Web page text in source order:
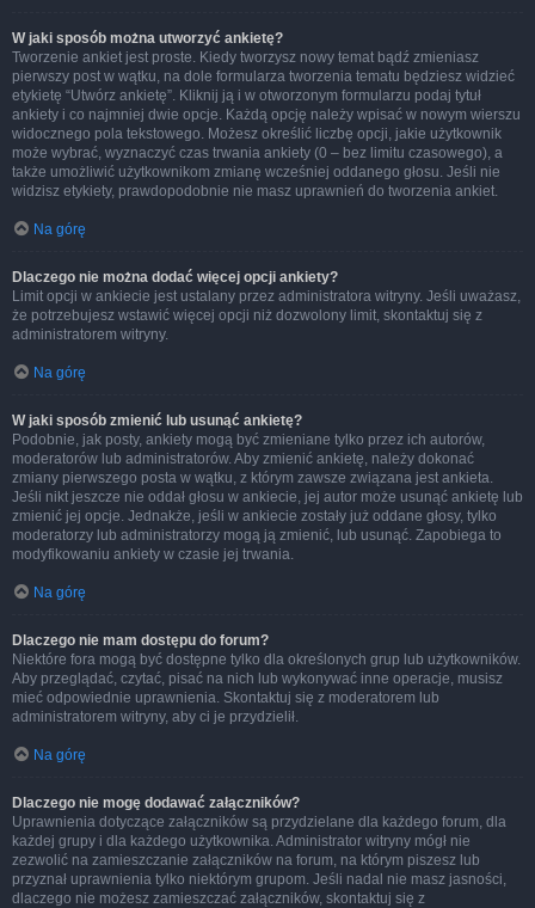
W jaki sposób można utworzyć ankietę?
Tworzenie ankiet jest proste. Kiedy tworzysz nowy temat bądź zmieniasz
pierwszy post w wątku, na dole formularza tworzenia tematu będziesz widzieć
etykietę “Utwórz ankietę”. Kliknij ją i w otworzonym formularzu podaj tytuł
ankiety i co najmniej dwie opcje. Każdą opcję należy wpisać w nowym wierszu
widocznego pola tekstowego. Możesz określić liczbę opcji, jakie użytkownik
może wybrać, wyznaczyć czas trwania ankiety (0 – bez limitu czasowego), a
także umożliwić użytkownikom zmianę wcześniej oddanego głosu. Jeśli nie
widzisz etykiety, prawdopodobnie nie masz uprawnień do tworzenia ankiet.
Na górę
Dlaczego nie można dodać więcej opcji ankiety?
Limit opcji w ankiecie jest ustalany przez administratora witryny. Jeśli uważasz,
że potrzebujesz wstawić więcej opcji niż dozwolony limit, skontaktuj się z
administratorem witryny.
Na górę
W jaki sposób zmienić lub usunąć ankietę?
Podobnie, jak posty, ankiety mogą być zmieniane tylko przez ich autorów,
moderatorów lub administratorów. Aby zmienić ankietę, należy dokonać
zmiany pierwszego posta w wątku, z którym zawsze związana jest ankieta.
Jeśli nikt jeszcze nie oddał głosu w ankiecie, jej autor może usunąć ankietę lub
zmienić jej opcje. Jednakże, jeśli w ankiecie zostały już oddane głosy, tylko
moderatorzy lub administratorzy mogą ją zmienić, lub usunąć. Zapobiega to
modyfikowaniu ankiety w czasie jej trwania.
Na górę
Dlaczego nie mam dostępu do forum?
Niektóre fora mogą być dostępne tylko dla określonych grup lub użytkowników.
Aby przeglądać, czytać, pisać na nich lub wykonywać inne operacje, musisz
mieć odpowiednie uprawnienia. Skontaktuj się z moderatorem lub
administratorem witryny, aby ci je przydzielił.
Na górę
Dlaczego nie mogę dodawać załączników?
Uprawnienia dotyczące załączników są przydzielane dla każdego forum, dla
każdej grupy i dla każdego użytkownika. Administrator witryny mógł nie
zezwolić na zamieszczanie załączników na forum, na którym piszesz lub
przyznał uprawnienia tylko niektórym grupom. Jeśli nadal nie masz jasności,
dlaczego nie możesz zamieszczać załączników, skontaktuj się z